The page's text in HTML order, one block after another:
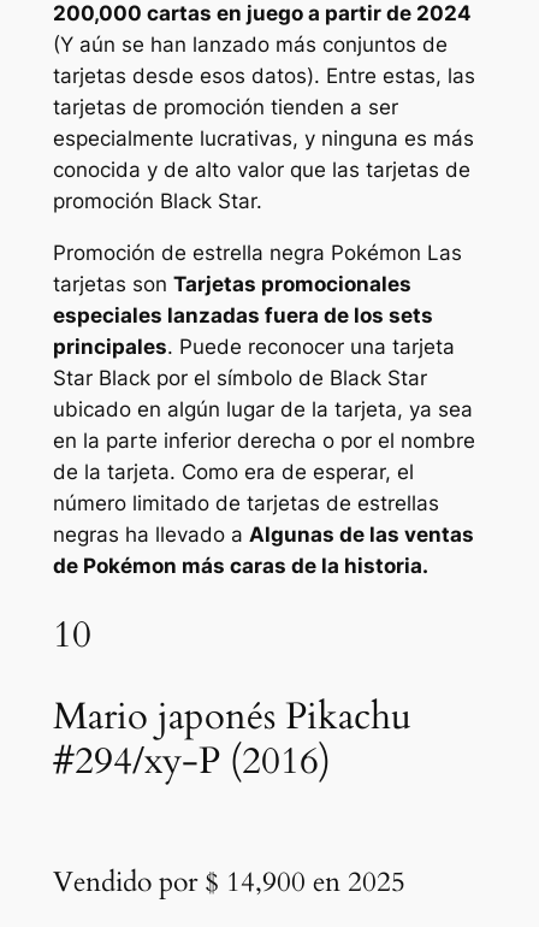
200,000 cartas en juego a partir de 2024
(Y aún se han lanzado más conjuntos de
tarjetas desde esos datos). Entre estas, las
tarjetas de promoción tienden a ser
especialmente lucrativas, y ninguna es más
conocida y de alto valor que las tarjetas de
promoción Black Star.
Promoción de estrella negra Pokémon Las
tarjetas son Tarjetas promocionales
especiales lanzadas fuera de los sets
principales. Puede reconocer una tarjeta
Star Black por el símbolo de Black Star
ubicado en algún lugar de la tarjeta, ya sea
en la parte inferior derecha o por el nombre
de la tarjeta. Como era de esperar, el
número limitado de tarjetas de estrellas
negras ha llevado a Algunas de las ventas
de Pokémon más caras de la historia.
10
Mario japonés Pikachu
#294/xy-P (2016)
Vendido por $ 14,900 en 2025